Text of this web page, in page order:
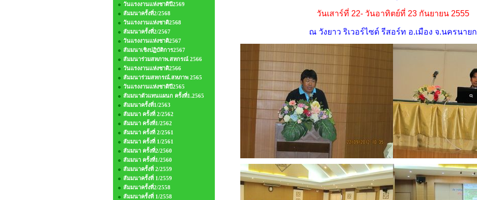
วันแรงงานแห่งชาติปี2569
สัมมนาครั้งที่2/2568
วันแรงงานแห่งชาติ2568
สัมมนาครั้งที่2/2567
วันแรงงานแห่งชาติ2567
สัมมนาเชิงปฏิบัติการ2567
สัมมนาร่วมสหภาพ.สหกรณ์ 2566
วันแรงงานแห่งชาติ2566
สัมมนาร่วมสหกรณ์.สหภาพ 2565
วันแรงงานแห่งชาติปี2565
สัมมนาตัวแทนแผนก ครั้งที่1.2565
สัมมนาครั้งที่1/2563
สัมมนา ครั้งที่ 2/2562
สัมมนา ครั้งที่1/2562
สัมมนา ครั้งที่ 2/2561
สัมมนา ครั้งที่ 1/2561
สัมมนา ครั้งที่2/2560
สัมมนา ครั้งที่1/2560
สัมมนาครั้งที่ 2/2559
สัมมนาครั้งที่ 1/2559
สัมมนาครั้งที่2/2558
สัมมนาครั้งที่ 1/2558
วันเสาร์ที่ 22- วันอาทิตย์ที่ 23 กันยายน 2555
ณ วังยาว ริเวอร์ไซด์ รีสอร์ท อ.เมือง จ.นครนายก